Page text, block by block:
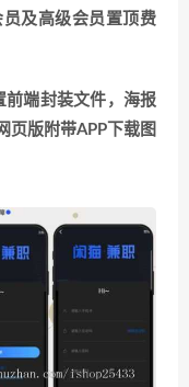
及高级会员置顶费
前端封装文件，海报
页版附带APP下载图